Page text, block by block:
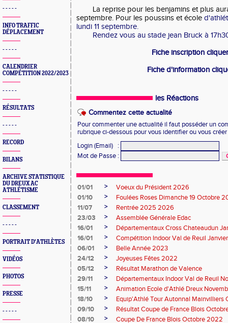
- - - - -
INFO TRAFFIC
DÉPLACEMENT
- - - - -
CALENDRIER
COMPÉTITION 2022/2023
- - - - -
RÉSULTATS
- - - - -
RECORD
BILANS
ARCHIVE STATISTIQUE
DU DREUX AC
ATHLÉTISME
CLASSEMENT
- - - - -
PORTRAIT D'ATHLÈTES
VIDÉOS
PHOTOS
PRESSE
- - - - -
La reprise pour les benjamins et plus
septembre. Pour les poussins et école
lundi 11 septembre.
Rendez vous au stade jean Bruck à
Fiche inscription
Fiche d'information
les Réactions
Commentez cette actualité
Pour commenter une actualité il faut posséder un
rubrique ci-dessous pour vous identifier ou vous
Login (Email)
:
Mot de Passe :
01/01 >
Voeux du Président 2026
01/10
>
Foulées Roses Dimanche 19 Octobre
11/07
>
Rentrée 2025 2026
23/03
>
Assemblée Générale Edac
16/01
>
Départementaux Cross Chateaudun
16/01
>
Compétition Indoor Val de Reuil
06/01
>
Belle Année 2023
24/12
>
Joyeuses Fêtes 2022
05/12
>
Résultat Marathon de Valence
29/11
>
Départementaux Indoor Val de Reuil
15/11
>
Animation Ecole d'Athlé Dreux
18/10
>
Equip'Athlé Tour Autonnal Mainvilliers
09/10
>
Résultat Coupe de France Blois
08/10
>
Coupe De France Blois Octobre 2022